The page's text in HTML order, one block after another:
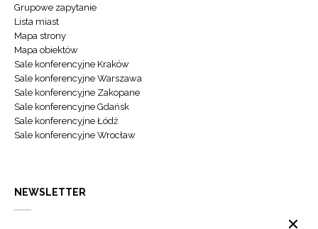
Grupowe zapytanie
Lista miast
Mapa strony
Mapa obiektów
Sale konferencyjne Kraków
Sale konferencyjne Warszawa
Sale konferencyjne Zakopane
Sale konferencyjne Gdańsk
Sale konferencyjne Łódź
Sale konferencyjne Wrocław
NEWSLETTER